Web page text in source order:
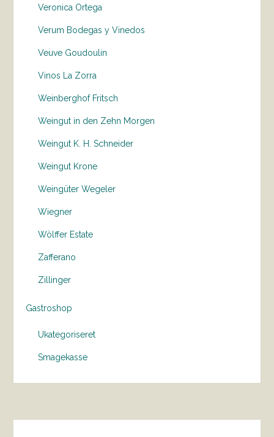
Veronica Ortega
Verum Bodegas y Vinedos
Veuve Goudoulin
Vinos La Zorra
Weinberghof Fritsch
Weingut in den Zehn Morgen
Weingut K. H. Schneider
Weingut Krone
Weingüter Wegeler
Wiegner
Wölffer Estate
Zafferano
Zillinger
Gastroshop
Ukategoriseret
Smagekasse